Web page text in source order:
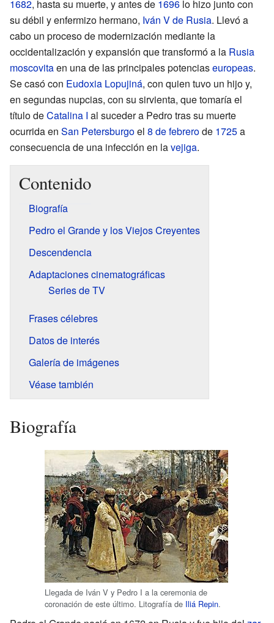
1682, hasta su muerte, y antes de 1696 lo hizo junto con
su débil y enfermizo hermano, Iván V de Rusia. Llevó a
cabo un proceso de modernización mediante la
occidentalización y expansión que transformó a la Rusia
moscovitaen una de las principales potenciaseuropeas.
Se casó con Eudoxia Lopujiná, con quien tuvo un hijo y,
en segundas nupcias, con su sirvienta, que tomaría el
título deCatalina I al suceder a Pedro tras su muerte
ocurrida en San Petersburgoel 8 de febrerode 1725a
consecuencia de una infección en lavejiga.
Contenido
Biografía
Pedro el Grande y los Viejos Creyentes
Descendencia
Adaptaciones cinematográficas
Series de TV
Frases célebres
Datos de interés
Galería de imágenes
Véase también
Biografía
Llegada de Iván V y Pedro I a la ceremonia de
coronación de este último. Litografía de Iliá Repin.